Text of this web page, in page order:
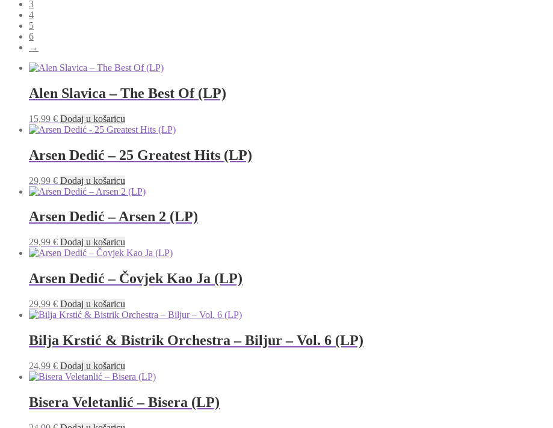
3
4
5
6
→
Alen Slavica – The Best Of (LP)
15,99 € Dodaj u košaricu
Arsen Dedić – 25 Greatest Hits (LP)
29,99 € Dodaj u košaricu
Arsen Dedić ‎– Arsen 2 (LP)
29,99 € Dodaj u košaricu
Arsen Dedić ‎– Čovjek Kao Ja (LP)
29,99 € Dodaj u košaricu
Bilja Krstić & Bistrik Orchestra – Biljur – Vol. 6 (LP)
24,99 € Dodaj u košaricu
Bisera Veletanlić – Bisera (LP)